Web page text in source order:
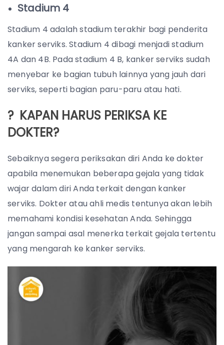
Stadium 4
Stadium 4 adalah stadium terakhir bagi penderita
kanker serviks. Stadium 4 dibagi menjadi stadium
4A dan 4B. Pada stadium 4 B, kanker serviks sudah
menyebar ke bagian tubuh lainnya yang jauh dari
serviks, seperti bagian paru-paru atau hati.
? KAPAN HARUS PERIKSA KE
DOKTER?
Sebaiknya segera periksakan diri Anda ke dokter
apabila menemukan beberapa gejala yang tidak
wajar dalam diri Anda terkait dengan kanker
serviks. Dokter atau ahli medis tentunya akan lebih
memahami kondisi kesehatan Anda. Sehingga
jangan sampai asal menerka terkait gejala tertentu
yang mengarah ke kanker serviks.